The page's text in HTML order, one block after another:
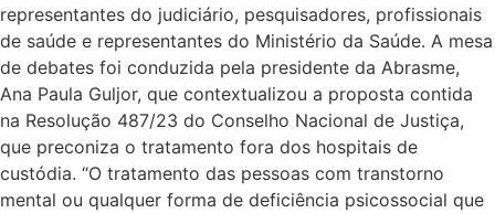
representantes do judiciário, pesquisadores, profissionais
de saúde e representantes do Ministério da Saúde. A mesa
de debates foi conduzida pela presidente da Abrasme,
Ana Paula Guljor, que contextualizou a proposta contida
na Resolução 487/23 do Conselho Nacional de Justiça,
que preconiza o tratamento fora dos hospitais de
custódia. “O tratamento das pessoas com transtorno
mental ou qualquer forma de deficiência psicossocial que